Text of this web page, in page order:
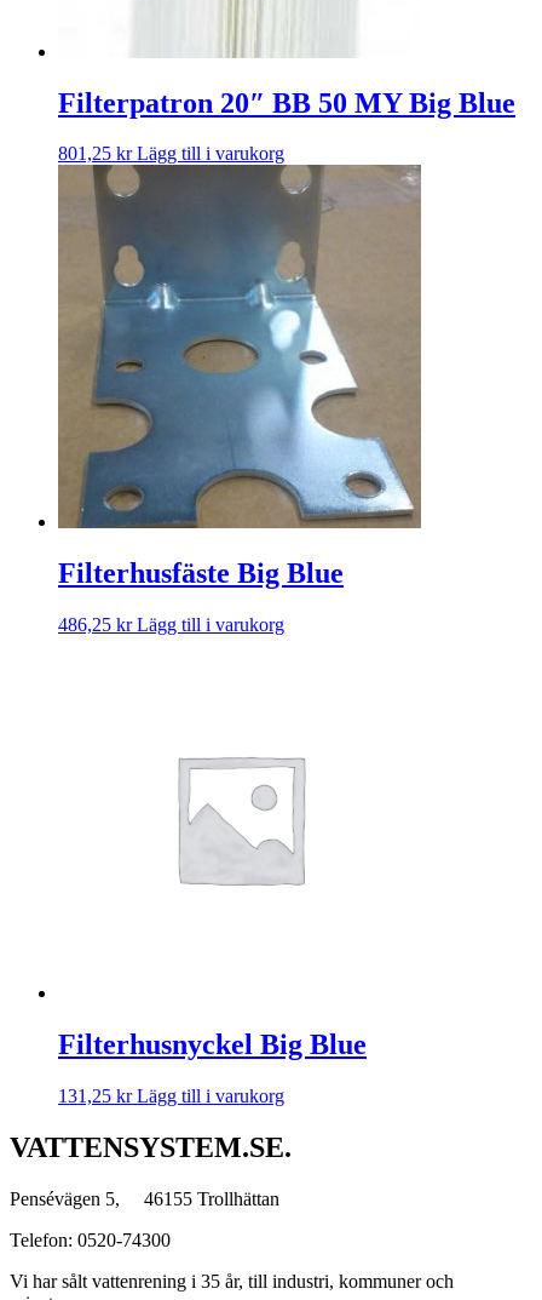
Filterpatron 20″ BB 50 MY Big Blue
801,25 kr Lägg till i varukorg
Filterhusfäste Big Blue
486,25 kr Lägg till i varukorg
Filterhusnyckel Big Blue
131,25 kr Lägg till i varukorg
VATTENSYSTEM.SE.
Pensévägen 5, 46155 Trollhättan
Telefon: 0520-74300
Vi har sålt vattenrening i 35 år, till industri, kommuner och